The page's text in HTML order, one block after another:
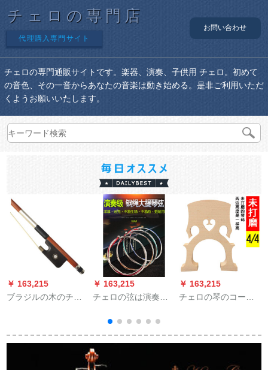
チェロの専門店
代理購入専門サイト
お問い合わせ
チェロの専門通販サイトです。楽器、演奏、子供用 チェロ。初めて
の音色、その一音からあなたの音楽は動き始める。是非ご利用いただ
くようお願いいたします。
￥ 163,215
ブラジルの木のチャ
仓库の亜铅をめすす
￥ 163,215
チェロの弦は演奏す
ロの弦のチャイロの
付属品のチャイロの
弦の3弦(G)の1本をか
ぶります。
￥ 163,215
チェロの琴のコード
品のコードブリッジ
修理しました。